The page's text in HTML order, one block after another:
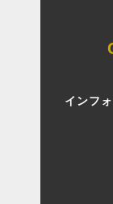
インフ